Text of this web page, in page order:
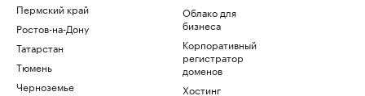
Пермский край
Ростов-на-Дону
Татарстан
Тюмень
Черноземье
Облако для
бизнеса
Корпоративный
регистратор
доменов
Хостинг